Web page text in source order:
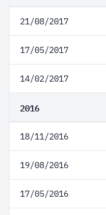
21/08/2017
17/05/2017
14/02/2017
2016
18/11/2016
19/08/2016
17/05/2016